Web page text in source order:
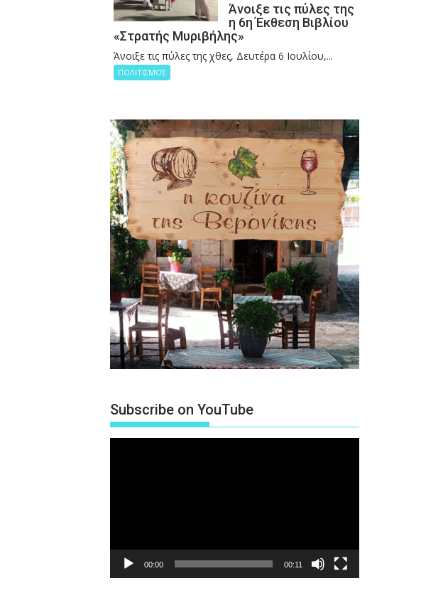
Άνοιξε τις πύλες της
η 6η Έκθεση Βιβλίου
«Στρατής Μυριβήλης»
Άνοιξε τις πύλες της χθες, Δευτέρα 6 Ιουλίου,...
ΠΟΛΙΤΙΣΜΟΣ
Subscribe on YouTube
00:00 00:11